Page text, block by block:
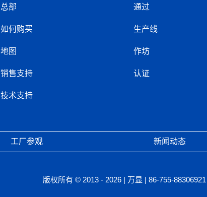
总部
如何购买
地图
销售支持
技术支持
通过
生产线
作坊
认证
工厂参观 新闻动态
版权所有 © 2013 - 2026 | 万显 | 86-755-